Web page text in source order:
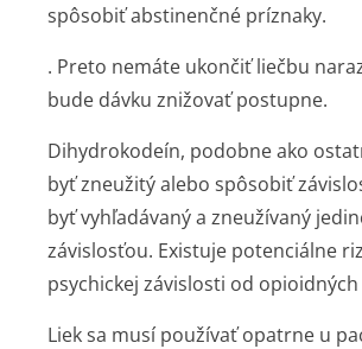
spôsobiť abstinenčné príznaky.
. Preto nemáte ukončiť liečbu
bude dávku znižovať postupne.
Dihydrokodeín, podobne ako
byť zneužitý alebo spôsobiť
byť vyhľadávaný a zneužívaný
závislosťou. Existuje potenciálne
psychickej závislosti od
Liek sa musí používať opatrne u